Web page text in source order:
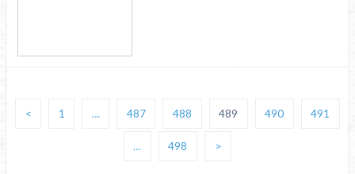
< 1 … 487 488 489 490 491
… 498 >